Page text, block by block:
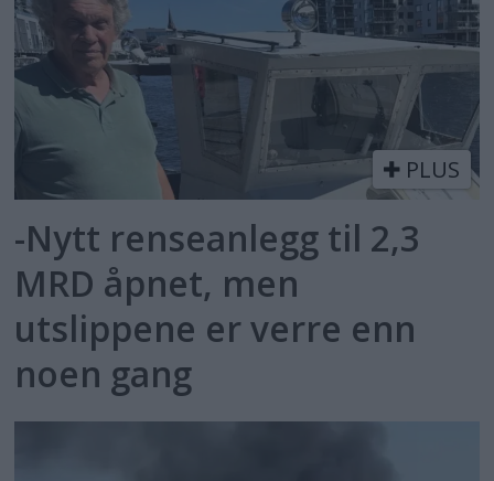
PLUS
-Nytt renseanlegg til 2,3
MRD åpnet, men
utslippene er verre enn
noen gang